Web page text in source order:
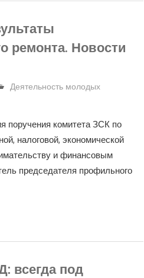
ремонта. Новости
Деятельность молодых
поручения комитета ЗСК по
налоговой, экономической
и финансовым
председателя профильного
всегда под